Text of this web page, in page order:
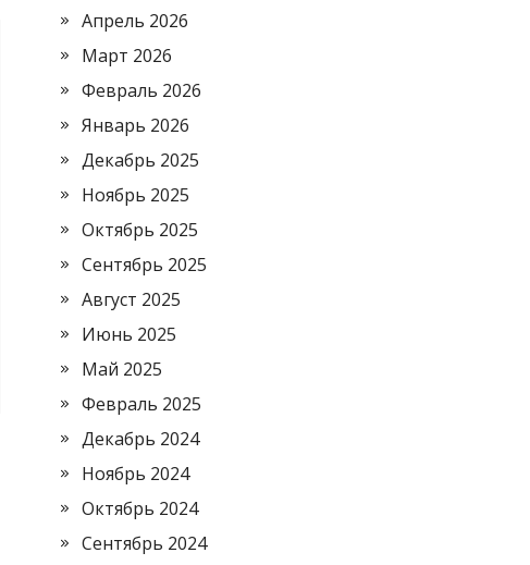
Апрель 2026
Март 2026
Февраль 2026
Январь 2026
Декабрь 2025
Ноябрь 2025
Октябрь 2025
Сентябрь 2025
Август 2025
Июнь 2025
Май 2025
Февраль 2025
Декабрь 2024
Ноябрь 2024
Октябрь 2024
Сентябрь 2024